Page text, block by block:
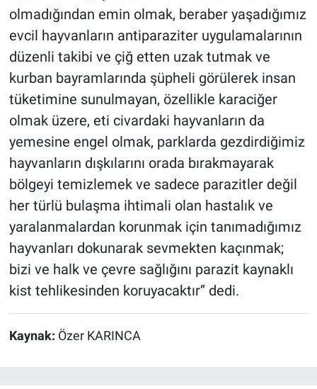
olmadığından emin olmak, beraber yaşadığımız
evcil hayvanların antiparaziter uygulamalarının
düzenli takibi ve çiğ etten uzak tutmak ve
kurban bayramlarında şüpheli görülerek insan
tüketimine sunulmayan, özellikle karaciğer
olmak üzere, eti civardaki hayvanların da
yemesine engel olmak, parklarda gezdirdiğimiz
hayvanların dışkılarını orada bırakmayarak
bölgeyi temizlemek ve sadece parazitler değil
her türlü bulaşma ihtimali olan hastalık ve
yaralanmalardan korunmak için tanımadığımız
hayvanları dokunarak sevmekten kaçınmak;
bizi ve halk ve çevre sağlığını parazit kaynaklı
kist tehlikesinden koruyacaktır’’ dedi.
Kaynak: Özer KARINCA